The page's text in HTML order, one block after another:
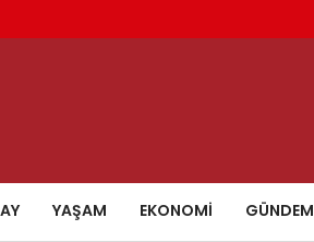
YAŞAM EKONOMI GÜNDEM